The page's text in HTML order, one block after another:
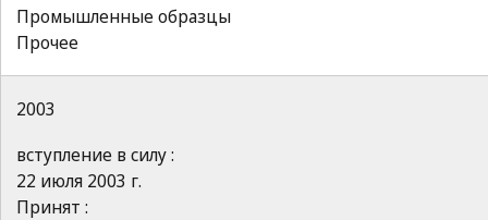
Промышленные образцы
Прочее
2003
вступление в силу :
22 июля 2003 г.
Принят :